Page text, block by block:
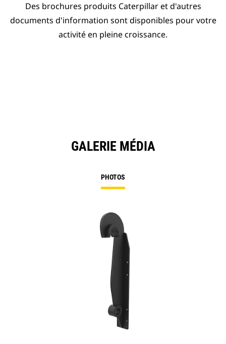
Des brochures produits Caterpillar et d'autres
documents d'information sont disponibles pour votre
activité en pleine croissance.
GALERIE MÉDIA
PHOTOS